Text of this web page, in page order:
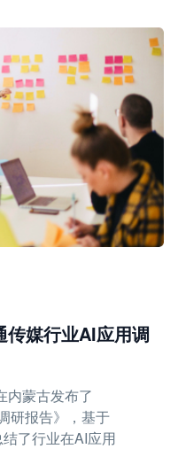
传媒行业AI应用调
内蒙古发布了
研报告》，基于
了行业在AI应用